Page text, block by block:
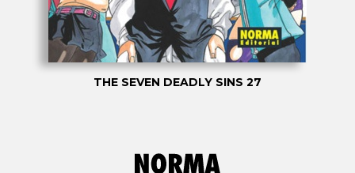
THE SEVEN DEADLY SINS 27